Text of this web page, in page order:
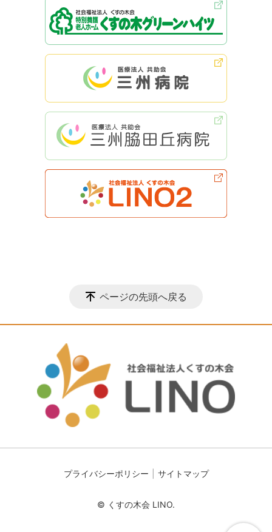
ページの先頭へ戻る
プライバシーポリシー サイトマップ
© くすの木会 LINO.